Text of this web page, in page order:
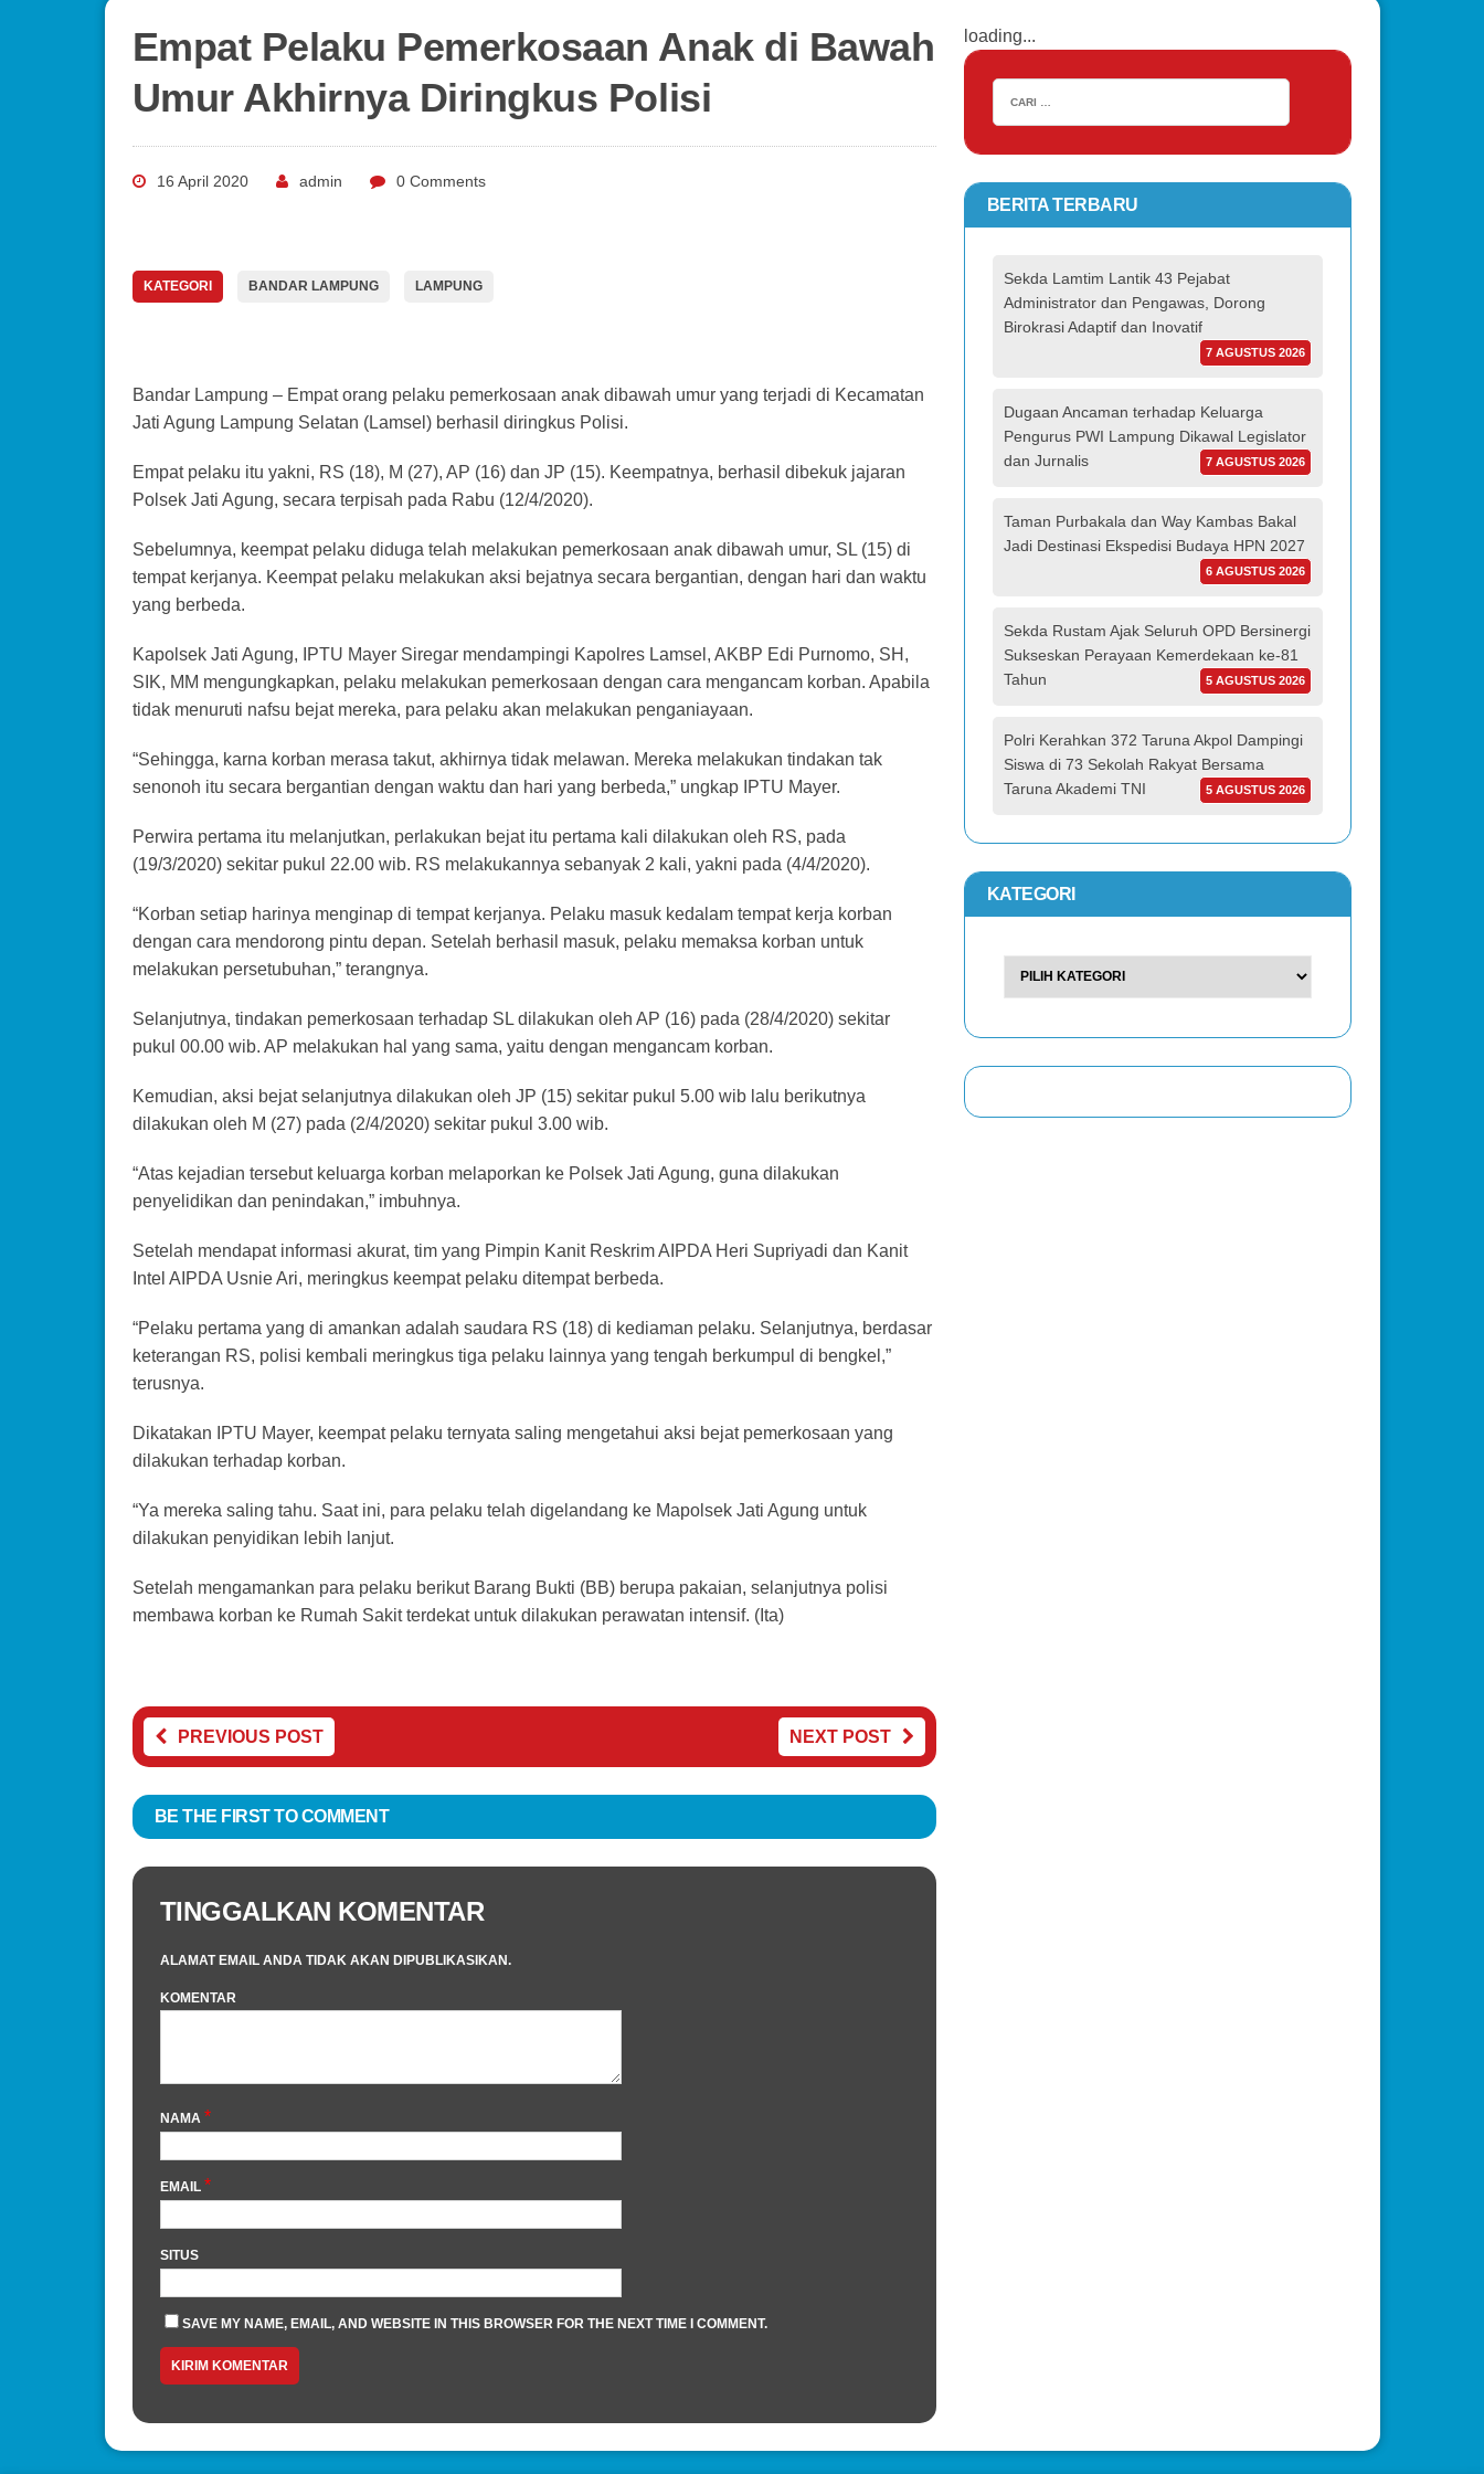
Empat Pelaku Pemerkosaan Anak di Bawah
Umur Akhirnya Diringkus Polisi
16 April 2020 admin 0 Comments
KATEGORI BANDAR LAMPUNG LAMPUNG
Bandar Lampung – Empat orang pelaku pemerkosaan anak dibawah umur yang terjadi di Kecamatan
Jati Agung Lampung Selatan (Lamsel) berhasil diringkus Polisi.
Empat pelaku itu yakni, RS (18), M (27), AP (16) dan JP (15). Keempatnya, berhasil dibekuk jajaran
Polsek Jati Agung, secara terpisah pada Rabu (12/4/2020).
Sebelumnya, keempat pelaku diduga telah melakukan pemerkosaan anak dibawah umur, SL (15) di
tempat kerjanya. Keempat pelaku melakukan aksi bejatnya secara bergantian, dengan hari dan waktu
yang berbeda.
Kapolsek Jati Agung, IPTU Mayer Siregar mendampingi Kapolres Lamsel, AKBP Edi Purnomo, SH,
SIK, MM mengungkapkan, pelaku melakukan pemerkosaan dengan cara mengancam korban. Apabila
tidak menuruti nafsu bejat mereka, para pelaku akan melakukan penganiayaan.
“Sehingga, karna korban merasa takut, akhirnya tidak melawan. Mereka melakukan tindakan tak
senonoh itu secara bergantian dengan waktu dan hari yang berbeda,” ungkap IPTU Mayer.
Perwira pertama itu melanjutkan, perlakukan bejat itu pertama kali dilakukan oleh RS, pada
(19/3/2020) sekitar pukul 22.00 wib. RS melakukannya sebanyak 2 kali, yakni pada (4/4/2020).
“Korban setiap harinya menginap di tempat kerjanya. Pelaku masuk kedalam tempat kerja korban
dengan cara mendorong pintu depan. Setelah berhasil masuk, pelaku memaksa korban untuk
melakukan persetubuhan,” terangnya.
Selanjutnya, tindakan pemerkosaan terhadap SL dilakukan oleh AP (16) pada (28/4/2020) sekitar
pukul 00.00 wib. AP melakukan hal yang sama, yaitu dengan mengancam korban.
Kemudian, aksi bejat selanjutnya dilakukan oleh JP (15) sekitar pukul 5.00 wib lalu berikutnya
dilakukan oleh M (27) pada (2/4/2020) sekitar pukul 3.00 wib.
“Atas kejadian tersebut keluarga korban melaporkan ke Polsek Jati Agung, guna dilakukan
penyelidikan dan penindakan,” imbuhnya.
Setelah mendapat informasi akurat, tim yang Pimpin Kanit Reskrim AIPDA Heri Supriyadi dan Kanit
Intel AIPDA Usnie Ari, meringkus keempat pelaku ditempat berbeda.
“Pelaku pertama yang di amankan adalah saudara RS (18) di kediaman pelaku. Selanjutnya, berdasar
keterangan RS, polisi kembali meringkus tiga pelaku lainnya yang tengah berkumpul di bengkel,”
terusnya.
Dikatakan IPTU Mayer, keempat pelaku ternyata saling mengetahui aksi bejat pemerkosaan yang
dilakukan terhadap korban.
“Ya mereka saling tahu. Saat ini, para pelaku telah digelandang ke Mapolsek Jati Agung untuk
dilakukan penyidikan lebih lanjut.
Setelah mengamankan para pelaku berikut Barang Bukti (BB) berupa pakaian, selanjutnya polisi
membawa korban ke Rumah Sakit terdekat untuk dilakukan perawatan intensif. (Ita)
PREVIOUS POST NEXT POST
BE THE FIRST TO COMMENT
TINGGALKAN KOMENTAR
ALAMAT EMAIL ANDA TIDAK AKAN DIPUBLIKASIKAN.
KOMENTAR
NAMA *
EMAIL *
SITUS
SAVE MY NAME, EMAIL, AND WEBSITE IN THIS BROWSER FOR THE NEXT TIME I COMMENT.
loading...
BERITA TERBARU
Sekda Lamtim Lantik 43 Pejabat
Administrator dan Pengawas, Dorong
Birokrasi Adaptif dan Inovatif
7 AGUSTUS 2026
Dugaan Ancaman terhadap Keluarga
Pengurus PWI Lampung Dikawal Legislator
dan Jurnalis
7 AGUSTUS 2026
Taman Purbakala dan Way Kambas Bakal
Jadi Destinasi Ekspedisi Budaya HPN 2027
6 AGUSTUS 2026
Sekda Rustam Ajak Seluruh OPD Bersinergi
Sukseskan Perayaan Kemerdekaan ke-81
Tahun
5 AGUSTUS 2026
Polri Kerahkan 372 Taruna Akpol Dampingi
Siswa di 73 Sekolah Rakyat Bersama
Taruna Akademi TNI
5 AGUSTUS 2026
KATEGORI